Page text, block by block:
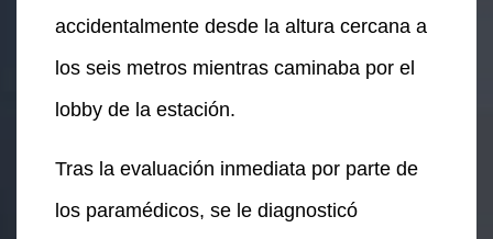
accidentalmente desde la altura cercana a
los seis metros mientras caminaba por el
lobby de la estación.
Tras la evaluación inmediata por parte de
los paramédicos, se le diagnosticó